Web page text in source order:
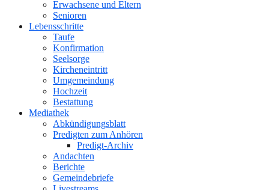
Erwachsene und Eltern
Senioren
Lebensschritte
Taufe
Konfirmation
Seelsorge
Kircheneintritt
Umgemeindung
Hochzeit
Bestattung
Mediathek
Abkündigungsblatt
Predigten zum Anhören
Predigt-Archiv
Andachten
Berichte
Gemeindebriefe